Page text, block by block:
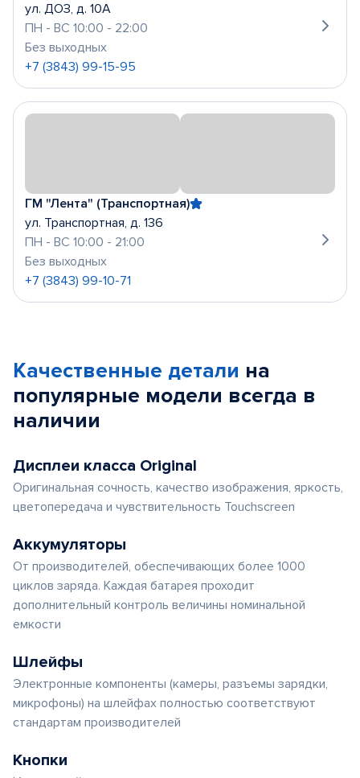
ул. ДОЗ, д. 10А
ПН - ВС 10:00 - 22:00
Без выходных
+7 (3843) 99-15-95
ГМ "Лента" (Транспортная)
ул. Транспортная, д. 136
ПН - ВС 10:00 - 21:00
Без выходных
+7 (3843) 99-10-71
Качественные детали на
популярные модели всегда в
наличии
Дисплеи класса Original
Оригинальная сочность, качество изображения, яркость,
цветопередача и чувствительность Touchscreen
Аккумуляторы
От производителей, обеспечивающих более 1000
циклов заряда. Каждая батарея проходит
дополнительный контроль величины номинальной
емкости
Шлейфы
Электронные компоненты (камеры, разъемы зарядки,
микрофоны) на шлейфах полностью соответствуют
стандартам производителей
Кнопки